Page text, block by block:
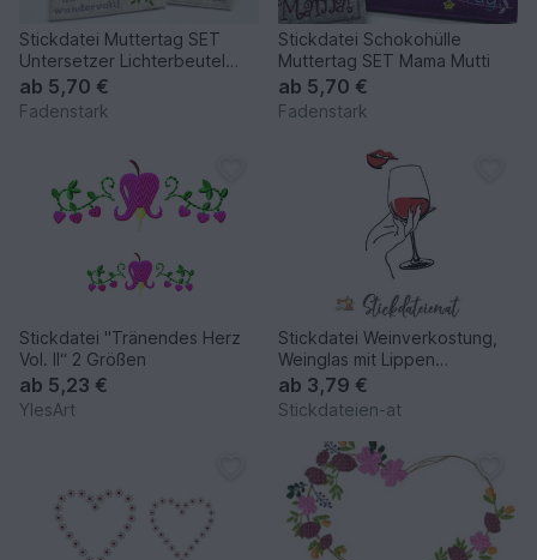
Stickdatei Muttertag SET
Untersetzer Lichterbeutel
Mama
ab 5,70 €
Fadenstark
Stickdatei Schokohülle
Muttertag SET Mama Mutti
ab 5,70 €
Fadenstark
Stickdatei "Tränendes Herz
Vol. II“ 2 Größen
ab 5,23 €
YlesArt
Stickdatei Weinverkostung,
Weinglas mit Lippen
Stickdatei, Stickvorlage
ab 3,79 €
Stickdateien-at